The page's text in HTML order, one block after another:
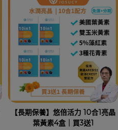
【長期保養】悠倍活力 10合1亮晶
葉黃素4盒｜買3送1